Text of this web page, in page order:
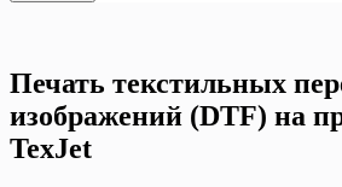
Печать текстильных
изображений (DTF) на
TexJet